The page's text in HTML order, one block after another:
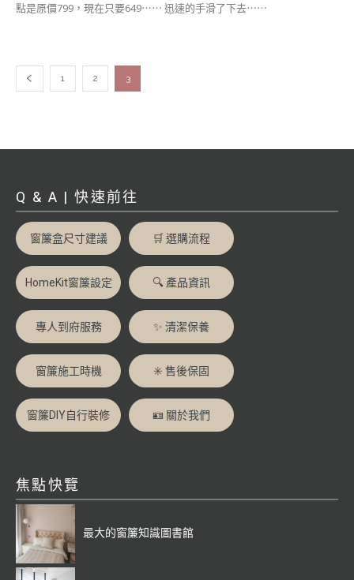
點是原價799，現在只要649⋯⋯ 迅速的手滑了下去⋯⋯
1 2 3
Q & A | 快速前往
窗簾盒尺寸建議 🛒 選購流程
HomeKit窗簾設定 🔍 產品資訊
專人到府服務 ✨ 清潔保養
窗簾施工時機 ✳️ 售後保固
窗簾DIY自行裝修 🪪 關於我們
焦點快覽
最大的窗簾知識圖書館